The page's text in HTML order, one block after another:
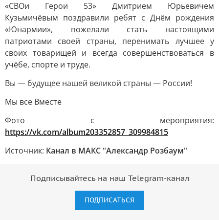
«СВОи Герои 53» Дмитрием Юрьевичем
Кузьмичёвым поздравили ребят с Днём рождения
«Юнармии», пожелали стать настоящими
патриотами своей страны, перенимать лучшее у
своих товарищей и всегда совершенствоваться в
учёбе, спорте и труде.
Вы — будущее нашей великой страны — России!
Мы все Вместе
Фото с мероприятия:
https://vk.com/album203352857_309984815
Источник: Канал в МАКС "Александр Розбаум"
Подписывайтесь на наш Telegram-канал
ПОДПИСАТЬСЯ